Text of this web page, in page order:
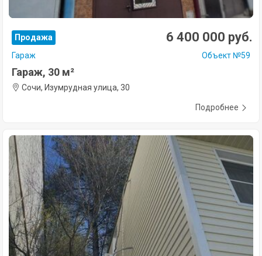
Продажа 6 400 000 руб.
Гараж Объект №59
Гараж, 30 м²
Сочи, Изумрудная улица, 30
Подробнее